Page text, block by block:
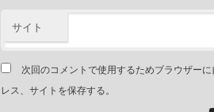
サイト
次回のコメントで使用するためブラウザー
レス、サイトを保存する。